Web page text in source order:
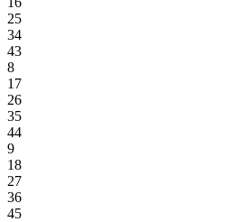
25
34
43
8
17
26
35
44
9
18
27
36
45